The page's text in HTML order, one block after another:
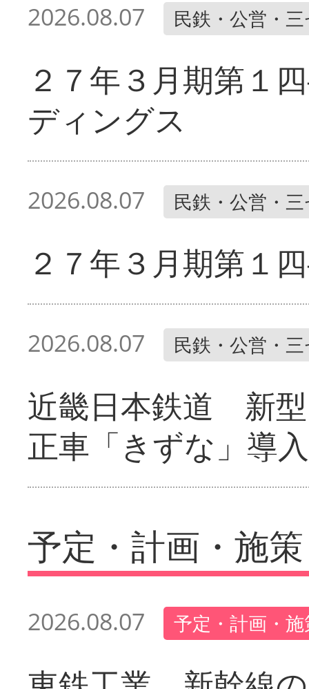
2026.08.07 民鉄・公営・
２７年３月期第１
ディングス
2026.08.07 民鉄・公営・
２７年３月期第１
2026.08.07 民鉄・公営・
近畿日本鉄道 新
正車「きずな」導入
予定・計画・施策
2026.08.07 予定・計画・